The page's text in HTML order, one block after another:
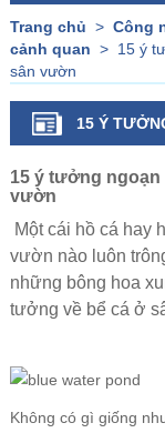
Trang chủ > Công
cảnh quan > 15 ý
sân vườn
15 Ý
TRONG
15 ý tưởng ngoạn
vườn
Một cái hồ cá hay
vườn nào luôn
những bông hoa
tưởng về bể cá ở
Không có gì giống